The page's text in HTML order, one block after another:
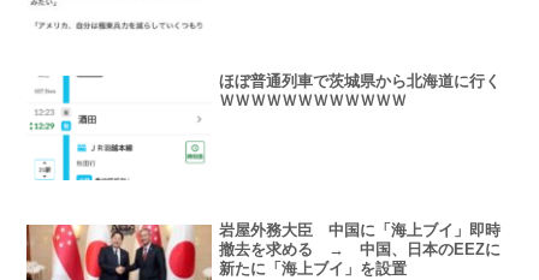
ほぼ普通列車で茨城県から北海道に行く
ＷＷＷＷＷＷＷＷＷＷＷＷ
岩屋外務大臣 中国に「海上ブイ」即時
撤去を求める → 中国、日本のEEZに
新たに「海上ブイ」を設置